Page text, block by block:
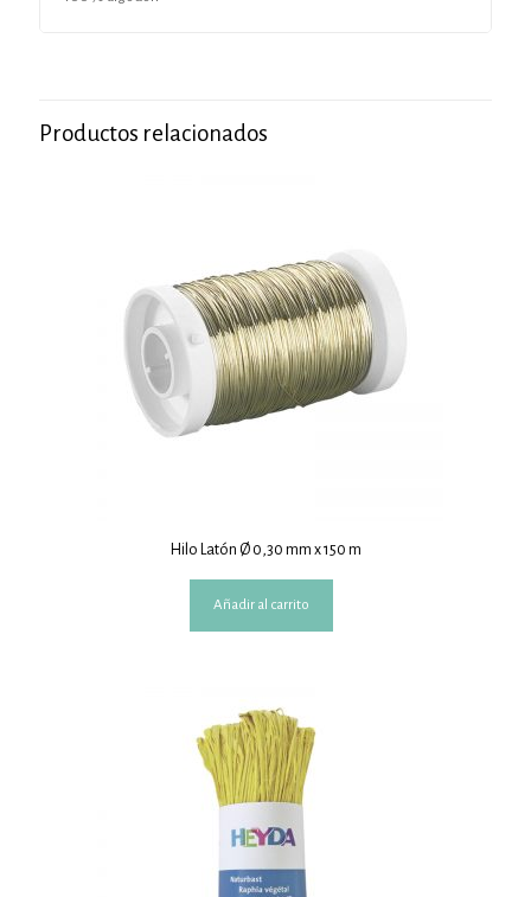
Productos relacionados
Hilo Latón Ø 0,30 mm x 150 m
Añadir al carrito